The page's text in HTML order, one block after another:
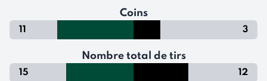
Coins
11 3
Nombre total de tirs
15 12